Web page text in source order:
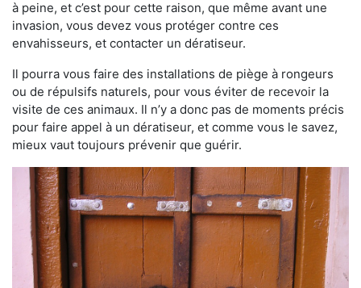
à peine, et c’est pour cette raison, que même avant une
invasion, vous devez vous protéger contre ces
envahisseurs, et contacter un dératiseur.
Il pourra vous faire des installations de piège à rongeurs
ou de répulsifs naturels, pour vous éviter de recevoir la
visite de ces animaux. Il n’y a donc pas de moments précis
pour faire appel à un dératiseur, et comme vous le savez,
mieux vaut toujours prévenir que guérir.